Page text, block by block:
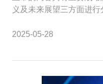
义及未来展望三方面进行
2025-05-28